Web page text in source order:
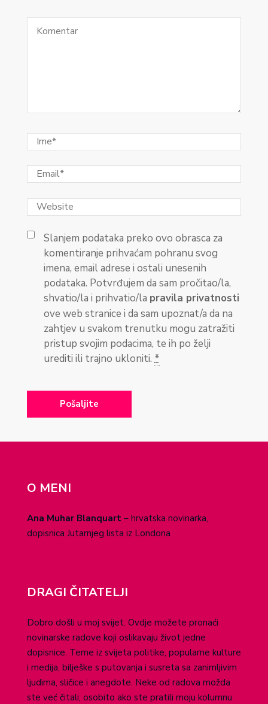
Slanjem podataka preko ovo obrasca za
komentiranje prihvaćam pohranu svog
imena, email adrese i ostali unesenih
podataka. Potvrđujem da sam pročitao/la,
shvatio/la i prihvatio/la pravila privatnosti
ove web stranice i da sam upoznat/a da na
zahtjev u svakom trenutku mogu zatražiti
pristup svojim podacima, te ih po želji
urediti ili trajno ukloniti. *
O MENI
Ana Muhar Blanquart – hrvatska novinarka,
dopisnica Jutarnjeg lista iz Londona
DRAGI ČITATELJI
Dobro došli u moj svijet. Ovdje možete pronaći
novinarske radove koji oslikavaju život jedne
dopisnice. Teme iz svijeta politike, popularne kulture
i medija, bilješke s putovanja i susreta sa zanimljivim
ljudima, sličice i anegdote. Neke od radova možda
ste već čitali, osobito ako ste pratili moju kolumnu